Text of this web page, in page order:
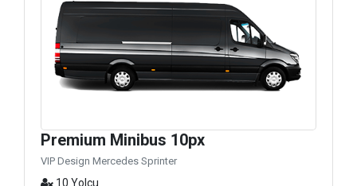
Premium Minibus 10px
VIP Design Mercedes Sprinter
10 Yolcu